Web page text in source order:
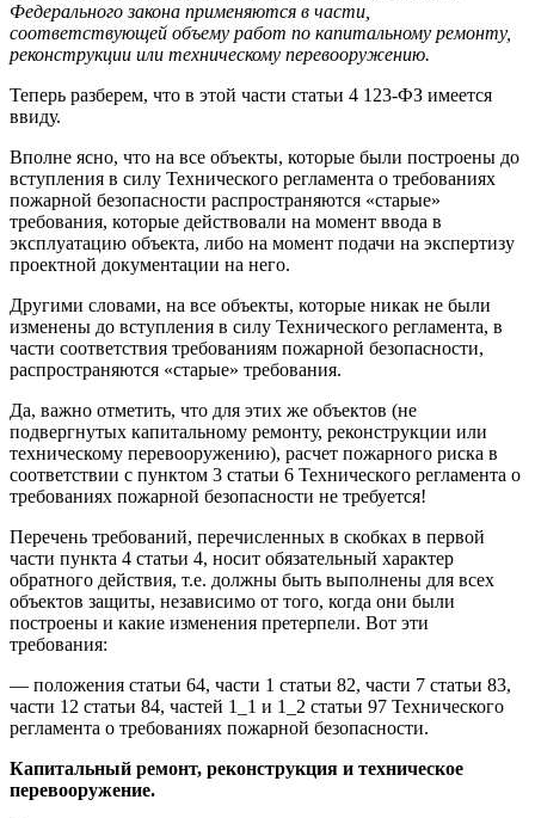
Федерального закона применяются в части,
соответствующей объему работ по капитальному ремонту,
реконструкции или техническому перевооружению.
Теперь разберем, что в этой части статьи 4 123-ФЗ имеется
ввиду.
Вполне ясно, что на все объекты, которые были построены до
вступления в силу Технического регламента о требованиях
пожарной безопасности распространяются «старые»
требования, которые действовали на момент ввода в
эксплуатацию объекта, либо на момент подачи на экспертизу
проектной документации на него.
Другими словами, на все объекты, которые никак не были
изменены до вступления в силу Технического регламента, в
части соответствия требованиям пожарной безопасности,
распространяются «старые» требования.
Да, важно отметить, что для этих же объектов (не
подвергнутых капитальному ремонту, реконструкции или
техническому перевооружению), расчет пожарного риска в
соответствии с пунктом 3 статьи 6 Технического регламента о
требованиях пожарной безопасности не требуется!
Перечень требований, перечисленных в скобках в первой
части пункта 4 статьи 4, носит обязательный характер
обратного действия, т.е. должны быть выполнены для всех
объектов защиты, независимо от того, когда они были
построены и какие изменения претерпели. Вот эти
требования:
— положения статьи 64, части 1 статьи 82, части 7 статьи 83,
части 12 статьи 84, частей 1_1 и 1_2 статьи 97 Технического
регламента о требованиях пожарной безопасности.
Капитальный ремонт, реконструкция и техническое
перевооружение.